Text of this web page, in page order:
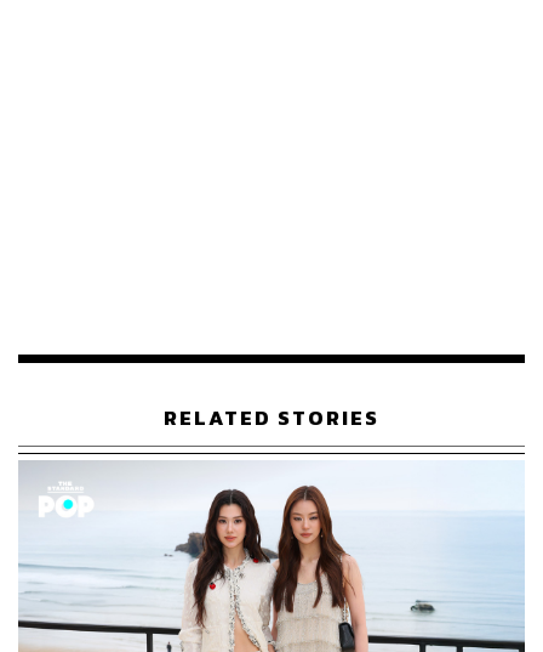
เพลิงเครื่องบิน ทว่าการเพิ่มการผลิตน้ำมันในแคนาดาและ
เม็กซิโกอาจช่วยบรรเทาได้บางส่วน
“ผมคิดว่า ไม่มีประเทศใดจะรอดพ้นจากผลกระทบของวิกฤต
นี้ได้ หากสถานการณ์ยังดำเนินไปในทิศทางนี้ ดังนั้นเราจึง
จำเป็นต้องร่วมมือกันในระดับโลก” บีรอลทิ้งท้าย
ภาพ:Kim Hong-Ji / Reuters
RELATED STORIES